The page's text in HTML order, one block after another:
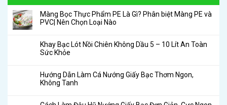
Màng Bọc Thực Phẩm PE Là Gì? Phân biệt Màng PE và
PVC| Nên Chọn Loại Nào
Khay Bạc Lót Nồi Chiên Không Dầu 5 – 10 Lít An Toàn
Sức Khỏe
Hướng Dẫn Làm Cá Nướng Giấy Bạc Thơm Ngon,
Không Tanh